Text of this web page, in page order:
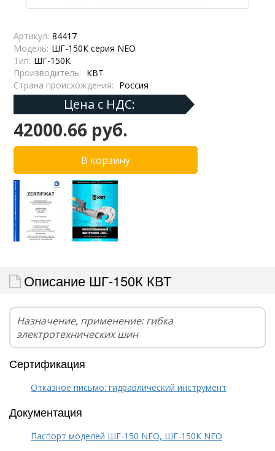
Артикул: 84417
Модель: ШГ-150К серия NEO
Тип: ШГ-150К
Производитель: КВТ
Страна происхождения: Россия
Цена с НДС:
42000.66 руб.
Описание ШГ-150К КВТ
Назначение, применение: гибка
электротехнических шин
Сертификация
Отказное письмо: гидравлический инструмент
Документация
Паспорт моделей ШГ-150 NEO, ШГ-150К NEO